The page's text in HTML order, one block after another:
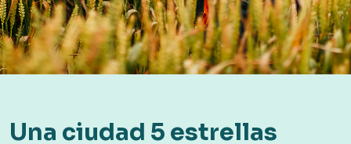
Una ciudad 5 estrellas